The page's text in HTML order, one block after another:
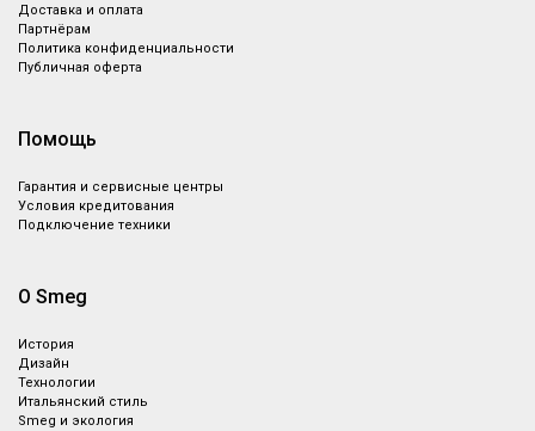
Доставка и оплата
Партнёрам
Политика конфиденциальности
Публичная оферта
Помощь
Гарантия и сервисные центры
Условия кредитования
Подключение техники
О Smeg
История
Дизайн
Технологии
Итальянский стиль
Smeg и экология